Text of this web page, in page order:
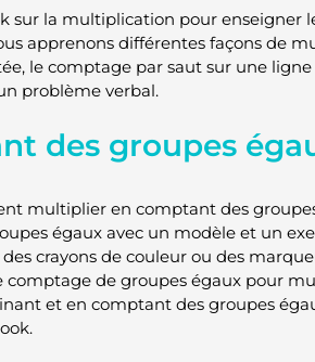
sur la multiplication pour enseigner
apprenons différentes façons de
le comptage par saut sur une
problème verbal.
des groupes
multiplier en comptant des
égaux avec un modèle et un
crayons de couleur ou des
comptage de groupes égaux pour
et en comptant des groupes